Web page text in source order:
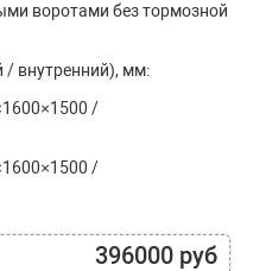
воротами без тормозной
внутренний), мм:
/
/
396000 руб